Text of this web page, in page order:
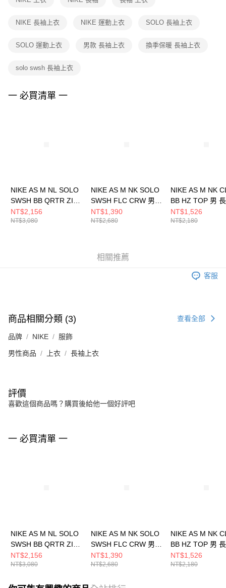
１．透過由恩沛科技股份有限公司提供之「AFTEE先享後付」服務完成之交
權轉讓予恩沛科技股份有限公司。
３．未成年的使用者請事先徵得法定代理人或監護人之同意方可使用
４．使用「AFTEE先享後付」時，將依據個別帳號之用戶狀況，依本公司即
NIKE 長袖上衣 NIKE 運動上衣 SOLO 長袖上衣
SOLO 運動上衣 男款 長袖上衣 換季保暖 長袖上衣
solo swsh 長袖上衣
一 必買清單 一
NIKE AS M NL SOLO
SWSH BB QRTR ZIP
男 長袖上衣
HV1095010
NT$2,156
NT$3,080
NIKE AS M NK SOLO
SWSH FLC CRW 男
長袖上衣 DX1362063
NT$1,390
NT$2,680
NIKE AS M NK
BB HZ TOP 男
衣 FN3865063
NT$1,526
NT$2,180
相關推薦
客服
商品相關分類 (3) 查看全部
品牌 NIKE 服飾
男性商品 上衣 長袖上衣
評價
喜歡這個商品嗎？購買後給他一個好評吧
一 必買清單 一
NIKE AS M NL SOLO
SWSH BB QRTR ZIP
男 長袖上衣
HV1095010
NT$2,156
NT$3,080
NIKE AS M NK SOLO
SWSH FLC CRW 男
長袖上衣 DX1362063
NT$1,390
NT$2,680
NIKE AS M NK
BB HZ TOP 男
衣 FN3865063
NT$1,526
NT$2,180